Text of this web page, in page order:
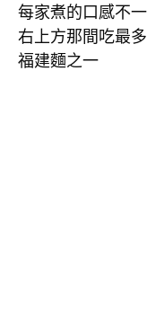
每家煮的口感不
右上方那間吃最
福建麵之一